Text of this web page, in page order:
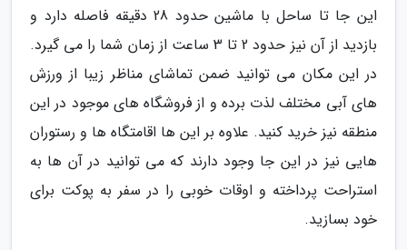
این جا تا ساحل با ماشین حدود 28 دقیقه فاصله دارد و
بازدید از آن نیز حدود 2 تا 3 ساعت از زمان شما را می گیرد.
در این مکان می توانید ضمن تماشای مناظر زیبا از ورزش
های آبی مختلف لذت برده و از فروشگاه های موجود در این
منطقه نیز خرید کنید. علاوه بر این ها اقامتگاه ها و رستوران
هایی نیز در این جا وجود دارند که می توانید در آن ها به
استراحت پرداخته و اوقات خوبی را در سفر به پوکت برای
خود بسازید.